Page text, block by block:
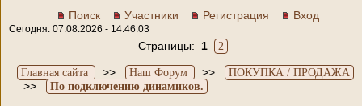
Поиск Участники Регистрация Вход
Сегодня: 07.08.2026 - 14:46:03
Страницы: 1 2
Главная сайта >> Наш Форум >> ПОКУПКА / ПРОДАЖА
>> По подключению динамиков.